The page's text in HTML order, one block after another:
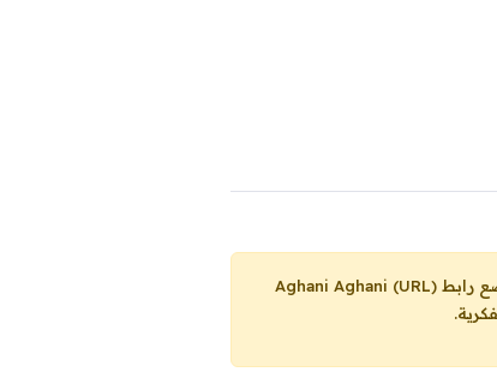
Aghani Aghani (URL)